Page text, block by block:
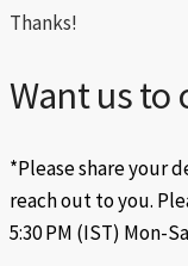
Thanks!
Want us to
*Please share your
reach out to you.
5:30 PM (IST) Mon-